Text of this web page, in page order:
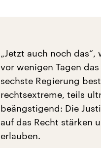
„Jetzt auch noch
vor wenigen Tagen
sechste Regierung
rechtsextreme, teils
beängstigend: Die
auf das Recht stärken
erlauben.